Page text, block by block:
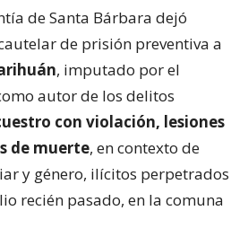
de Santa Bárbara dejó
de prisión preventiva a
, imputado por el
autor de los delitos
con violación, lesiones
de muerte, en contexto de
y género, ilícitos perpetrados
recién pasado, en la comuna